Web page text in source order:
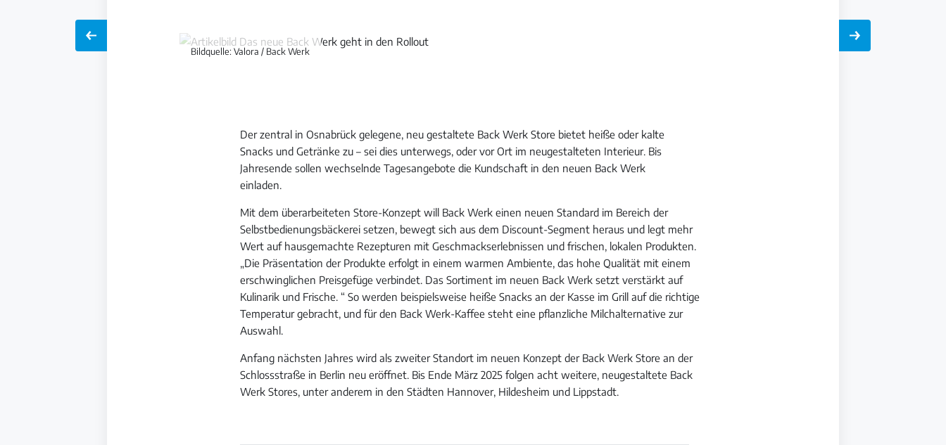
Bildquelle: Valora / Back Werk
Der zentral in Osnabrück gelegene, neu gestaltete Back Werk Store bietet heiße oder kalte
Snacks und Getränke zu – sei dies unterwegs, oder vor Ort im neugestalteten Interieur. Bis
Jahresende sollen wechselnde Tagesangebote die Kundschaft in den neuen Back Werk
einladen.
Mit dem überarbeiteten Store-Konzept will Back Werk einen neuen Standard im Bereich der
Selbstbedienungsbäckerei setzen, bewegt sich aus dem Discount-Segment heraus und legt mehr
Wert auf hausgemachte Rezepturen mit Geschmackserlebnissen und frischen, lokalen Produkten.
„Die Präsentation der Produkte erfolgt in einem warmen Ambiente, das hohe Qualität mit einem
erschwinglichen Preisgefüge verbindet. Das Sortiment im neuen Back Werk setzt verstärkt auf
Kulinarik und Frische. “ So werden beispielsweise heiße Snacks an der Kasse im Grill auf die richtige
Temperatur gebracht, und für den Back Werk-Kaffee steht eine pflanzliche Milchalternative zur
Auswahl.
Anfang nächsten Jahres wird als zweiter Standort im neuen Konzept der Back Werk Store an der
Schlossstraße in Berlin neu eröffnet. Bis Ende März 2025 folgen acht weitere, neugestaltete Back
Werk Stores, unter anderem in den Städten Hannover, Hildesheim und Lippstadt.